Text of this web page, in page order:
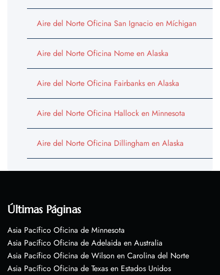
Aire del Norte Oficina San Ignacio en Míchigan
Aire del Norte Oficina Nome en Alaska
Aire del Norte Oficina Fairbanks en Alaska
Aire del Norte Oficina Hallock en Minnesota
Aire del Norte Oficina Dillingham en Alaska
Últimas Páginas
Asia Pacífico Oficina de Minnesota
Asia Pacífico Oficina de Adelaida en Australia
Asia Pacífico Oficina de Wilson en Carolina del Norte
Asia Pacífico Oficina de Texas en Estados Unidos